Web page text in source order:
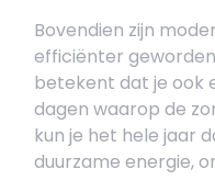
Bovendien zijn
efficiënter
betekent dat je ook
dagen waarop de
kun je het hele jaar
duurzame energie,